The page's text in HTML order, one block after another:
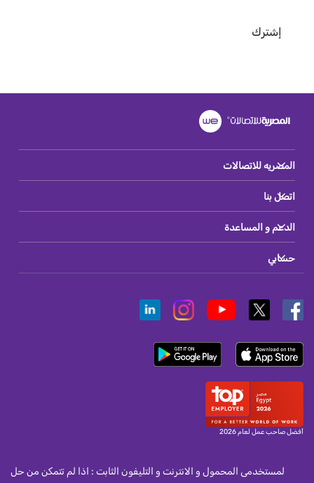
إشترك
المصريه للاتصالات
اتصل بنا
الدعم و المساعدة
حسابي
أفضل صاحب عمل لعام 2026
لمستخدمى المحمول و الانترنت و التليفون الثابت : اذا لم تتمكن من حل